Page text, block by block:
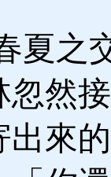
夏之
忽然
出來